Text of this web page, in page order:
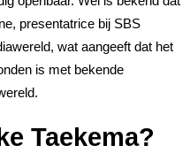
presentatrice bij SBS
wat aangeeft dat het
is met bekende
Taekema?